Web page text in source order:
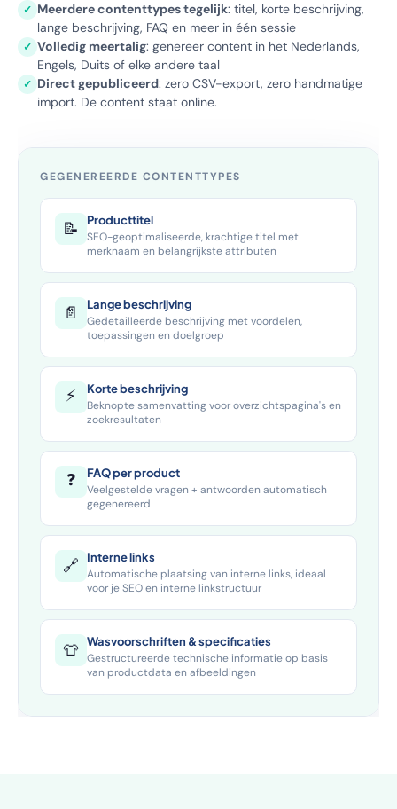
✓ Meerdere contenttypes tegelijk: titel, korte beschrijving,
lange beschrijving, FAQ en meer in één sessie
✓ Volledig meertalig: genereer content in het Nederlands,
Engels, Duits of elke andere taal
✓ Direct gepubliceerd: zero CSV-export, zero handmatige
import. De content staat online.
GEGENEREERDE CONTENTTYPES
📝
Producttitel
SEO-geoptimaliseerde, krachtige titel met
merknaam en belangrijkste attributen
📄
Lange beschrijving
Gedetailleerde beschrijving met voordelen,
toepassingen en doelgroep
⚡
Korte beschrijving
Beknopte samenvatting voor overzichtspagina's en
zoekresultaten
❓
FAQ per product
Veelgestelde vragen + antwoorden automatisch
gegenereerd
🔗
Interne links
Automatische plaatsing van interne links, ideaal
voor je SEO en interne linkstructuur
👕 Wasvoorschriften & specificaties
Gestructureerde technische informatie op basis
van productdata en afbeeldingen